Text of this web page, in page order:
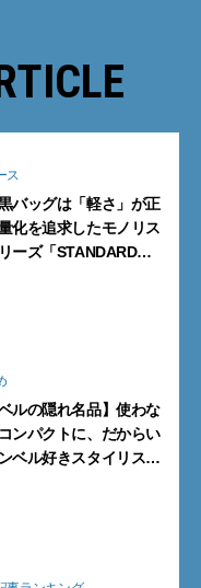
ス
バッグは「軽さ」が正
化を追求したモノリス
ーズ「STANDARD
ベルの隠れ名品】使わな
ンパクトに、だからい
ベル好きスタイリスト